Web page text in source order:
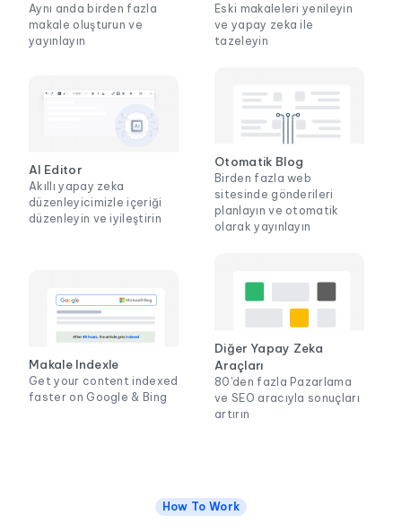
Aynı anda birden fazla
makale oluşturun ve
yayınlayın
Eski makaleleri yenileyin
ve yapay zeka ile
tazeleyin
AI Editor
Akıllı yapay zeka
düzenleyicimizle içeriği
düzenleyin ve iyileştirin
Otomatik Blog
Birden fazla web
sitesinde gönderileri
planlayın ve otomatik
olarak yayınlayın
Makale Indexle
Get your content indexed
faster on Google & Bing
Diğer Yapay Zeka
Araçları
80'den fazla Pazarlama
ve SEO aracıyla sonuçları
artırın
How To Work